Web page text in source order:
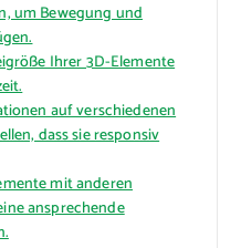
um Bewegung und
Ihrer 3D-Elemente
auf verschiedenen
dass sie responsiv
mit anderen
ansprechende